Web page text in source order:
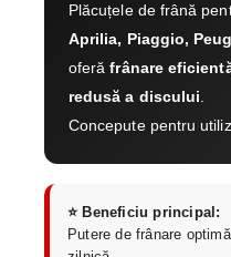
Plăcuțele de frână
Aprilia, Piaggio,
oferăfrânare
redusă a discului.
Concepute pentru
⭐ Beneficiu principal:
Putere de frânare